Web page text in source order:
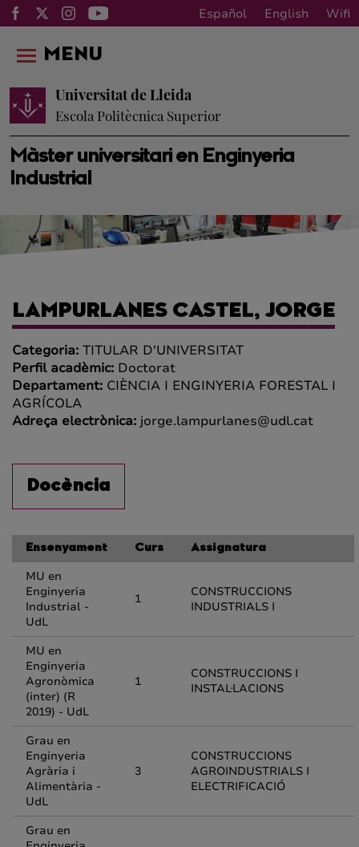
Español English Wifi
Màster universitari en Enginyeria
Industrial
Universitat de Lleida
Escola Politècnica Superior
MENU
LAMPURLANES CASTEL, JORGE
Categoria: TITULAR D'UNIVERSITAT
Perfil acadèmic: Doctorat
Departament: CIÈNCIA I ENGINYERIA FORESTAL I
AGRÍCOLA
Adreça electrònica: jorge.lampurlanes@udl.cat
Docència
Ensenyament Curs Assignatura
MU en
Enginyeria
Industrial -
UdL
1
CONSTRUCCIONS
INDUSTRIALS I
MU en
Enginyeria
Agronòmica
(inter) (R
2019) - UdL
1
CONSTRUCCIONS I
INSTAL·LACIONS
Grau en
Enginyeria
Agrària i
Alimentària -
UdL
3
CONSTRUCCIONS
AGROINDUSTRIALS I
ELECTRIFICACIÓ
Grau en